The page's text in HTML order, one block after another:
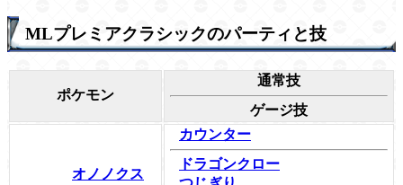
MLプレミアクラシックのパーティと技
ポケモン
通常技
ゲージ技
オノノクス
カウンター
ドラゴンクロー